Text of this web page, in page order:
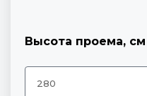
Высота проема, см